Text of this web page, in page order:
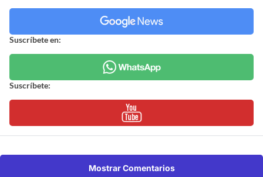
Suscríbete en:
Suscríbete:
Mostrar Comentarios